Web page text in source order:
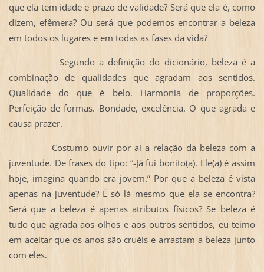
que ela tem idade e prazo de validade? Será que ela é, como
dizem, efêmera? Ou será que podemos encontrar a beleza
em todos os lugares e em todas as fases da vida?
Segundo a definição do dicionário, beleza é a
combinação de qualidades que agradam aos sentidos.
Qualidade do que é belo. Harmonia de proporções.
Perfeição de formas. Bondade, excelência. O que agrada e
causa prazer.
Costumo ouvir por aí a relação da beleza com a
juventude. De frases do tipo: “-Já fui bonito(a). Ele(a) é assim
hoje, imagina quando era jovem.” Por que a beleza é vista
apenas na juventude? É só lá mesmo que ela se encontra?
Será que a beleza é apenas atributos físicos? Se beleza é
tudo que agrada aos olhos e aos outros sentidos, eu teimo
em aceitar que os anos são cruéis e arrastam a beleza junto
com eles.